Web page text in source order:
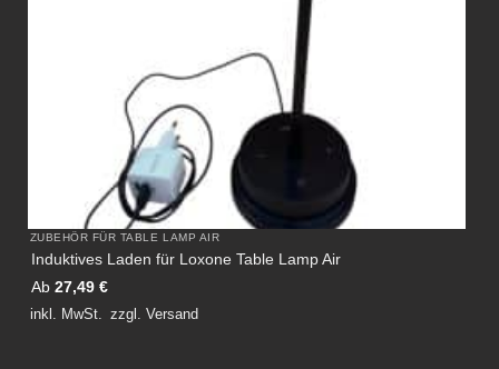
ZUBEHÖR FÜR TABLE LAMP AIR
Induktives Laden für Loxone Table Lamp Air
Ab 27,49 €
inkl. MwSt. zzgl. Versand